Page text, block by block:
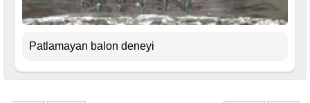
Patlamayan balon deneyi